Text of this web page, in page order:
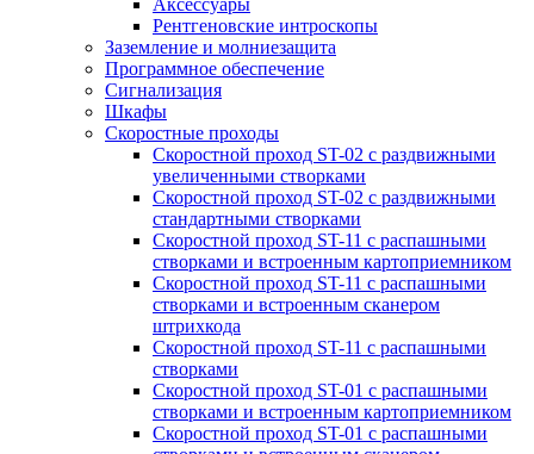
Аксессуары
Рентгеновские интроскопы
Заземление и молниезащита
Программное обеспечение
Сигнализация
Шкафы
Скоростные проходы
Скоростной проход ST-02 с раздвижными
увеличенными створками
Скоростной проход ST-02 с раздвижными
стандартными створками
Скоростной проход ST-11 с распашными
створками и встроенным картоприемником
Скоростной проход ST-11 с распашными
створками и встроенным сканером
штрихкода
Скоростной проход ST-11 с распашными
створками
Скоростной проход ST-01 с распашными
створками и встроенным картоприемником
Скоростной проход ST-01 с распашными